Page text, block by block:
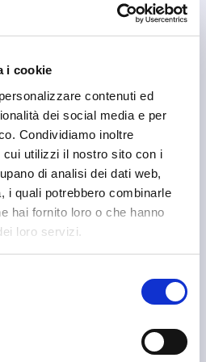
i cookie
contenuti ed
dei social media e per
Condividiamo inoltre
utilizzi il nostro sito con i
di analisi dei dati web,
i quali potrebbero combinarle
hai fornito loro o che hanno
loro servizi.